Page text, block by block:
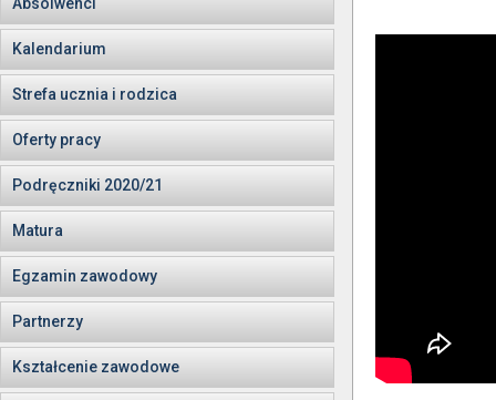
Kalendarium
Strefa ucznia i rodzica
Oferty pracy
Podręczniki 2020/21
Matura
Egzamin zawodowy
Partnerzy
Kształcenie zawodowe